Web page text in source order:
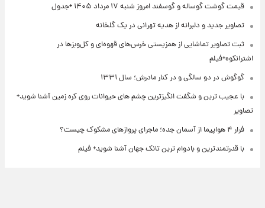
قیمت گوشت گوساله و گوسفند امروز شنبه ۱۷ مرداد ۱۴۰۵ +جدول
تصاویر جدید و دلبرانه از هدیه تهرانی در یک گلخانه
ثبت تصاویر تماشایی از همزیستی خرس‌های قهوه‌ای و کل‌وبزها در
اشترانکوه+فیلم
گوگوش در دو سالگی و در کنار مادرش؛ سال ۱۳۳۱
با عجیب ترین و شگفت انگیزترین چشم های حیوانات روی کره زمین آشنا شوید+
تصاویر
فرار ۴ هواپیما از آسمان جده؛ ماجرای پروازهای مشکوک چیست؟
با قدرتمندترین و بادوام ترین تانک جهان آشنا شوید+ فیلم